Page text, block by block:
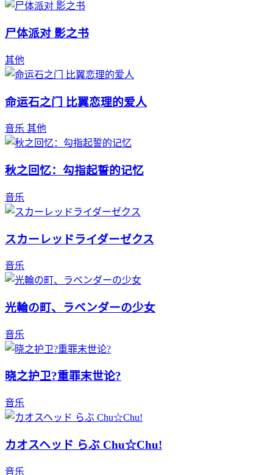
尸体派对 影之书
其他
命运石之门 比翼恋理的爱人
音乐 其他
秋之回忆：勾指起誓的记忆
音乐
スカーレッドライダーゼクス
音乐
光輪の町、ラベンダーの少女
音乐
晓之护卫?重罪末世论?
音乐
カオスヘッド らぶ Chu☆Chu!
音乐